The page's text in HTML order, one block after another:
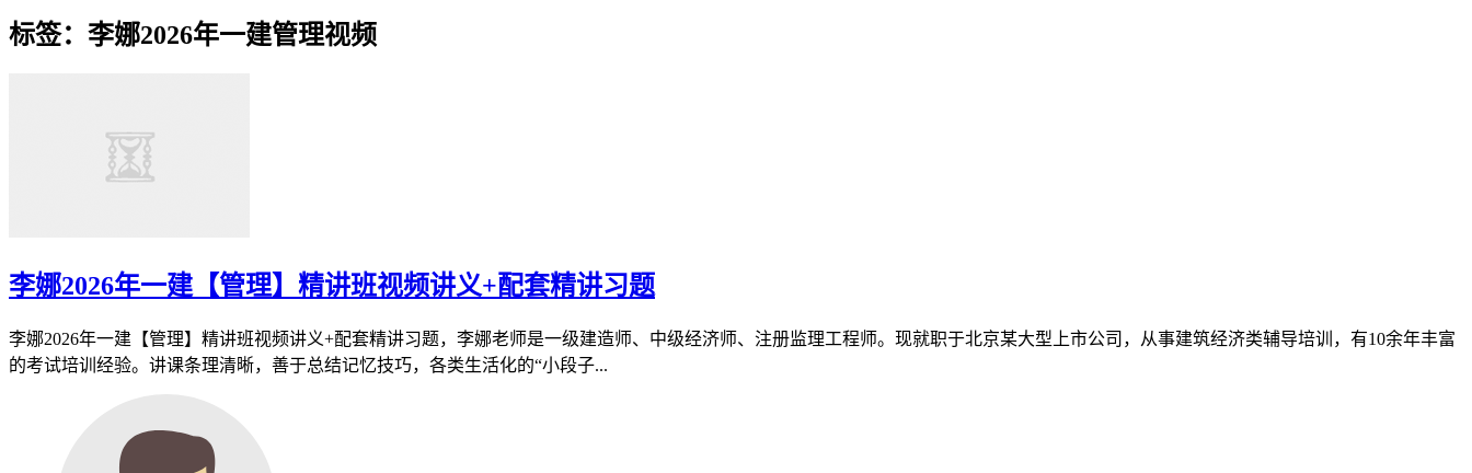
标签：李娜2026年一建管理视频
李娜2026年一建【管理】精讲班视频讲义+配套精讲习题
李娜2026年一建【管理】精讲班视频讲义+配套精讲习题，李娜老师是一级建造师、中级经济师、注册监理工程师。现就职于北京某大型上市公司，从事建筑经济类辅导培训，有10余年丰富
的考试培训经验。讲课条理清晰，善于总结记忆技巧，各类生活化的“小段子...